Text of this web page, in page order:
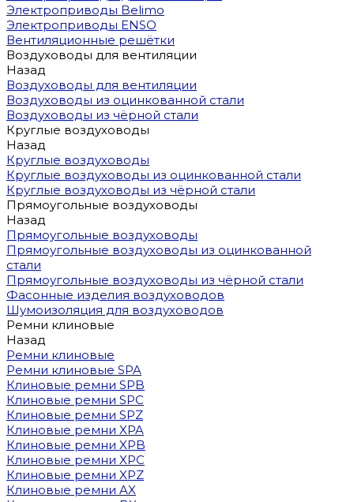
Электроприводы Belimo
Электроприводы ENSO
Вентиляционные решётки
Воздуховоды для вентиляции
Назад
Воздуховоды для вентиляции
Воздуховоды из оцинкованной стали
Воздуховоды из чёрной стали
Круглые воздуховоды
Назад
Круглые воздуховоды
Круглые воздуховоды из оцинкованной стали
Круглые воздуховоды из чёрной стали
Прямоугольные воздуховоды
Назад
Прямоугольные воздуховоды
Прямоугольные воздуховоды из оцинкованной
стали
Прямоугольные воздуховоды из чёрной стали
Фасонные изделия воздуховодов
Шумоизоляция для воздуховодов
Ремни клиновые
Назад
Ремни клиновые
Ремни клиновые SPA
Клиновые ремни SPB
Клиновые ремни SPC
Клиновые ремни SPZ
Клиновые ремни XPA
Клиновые ремни XPB
Клиновые ремни XPC
Клиновые ремни XPZ
Клиновые ремни AX